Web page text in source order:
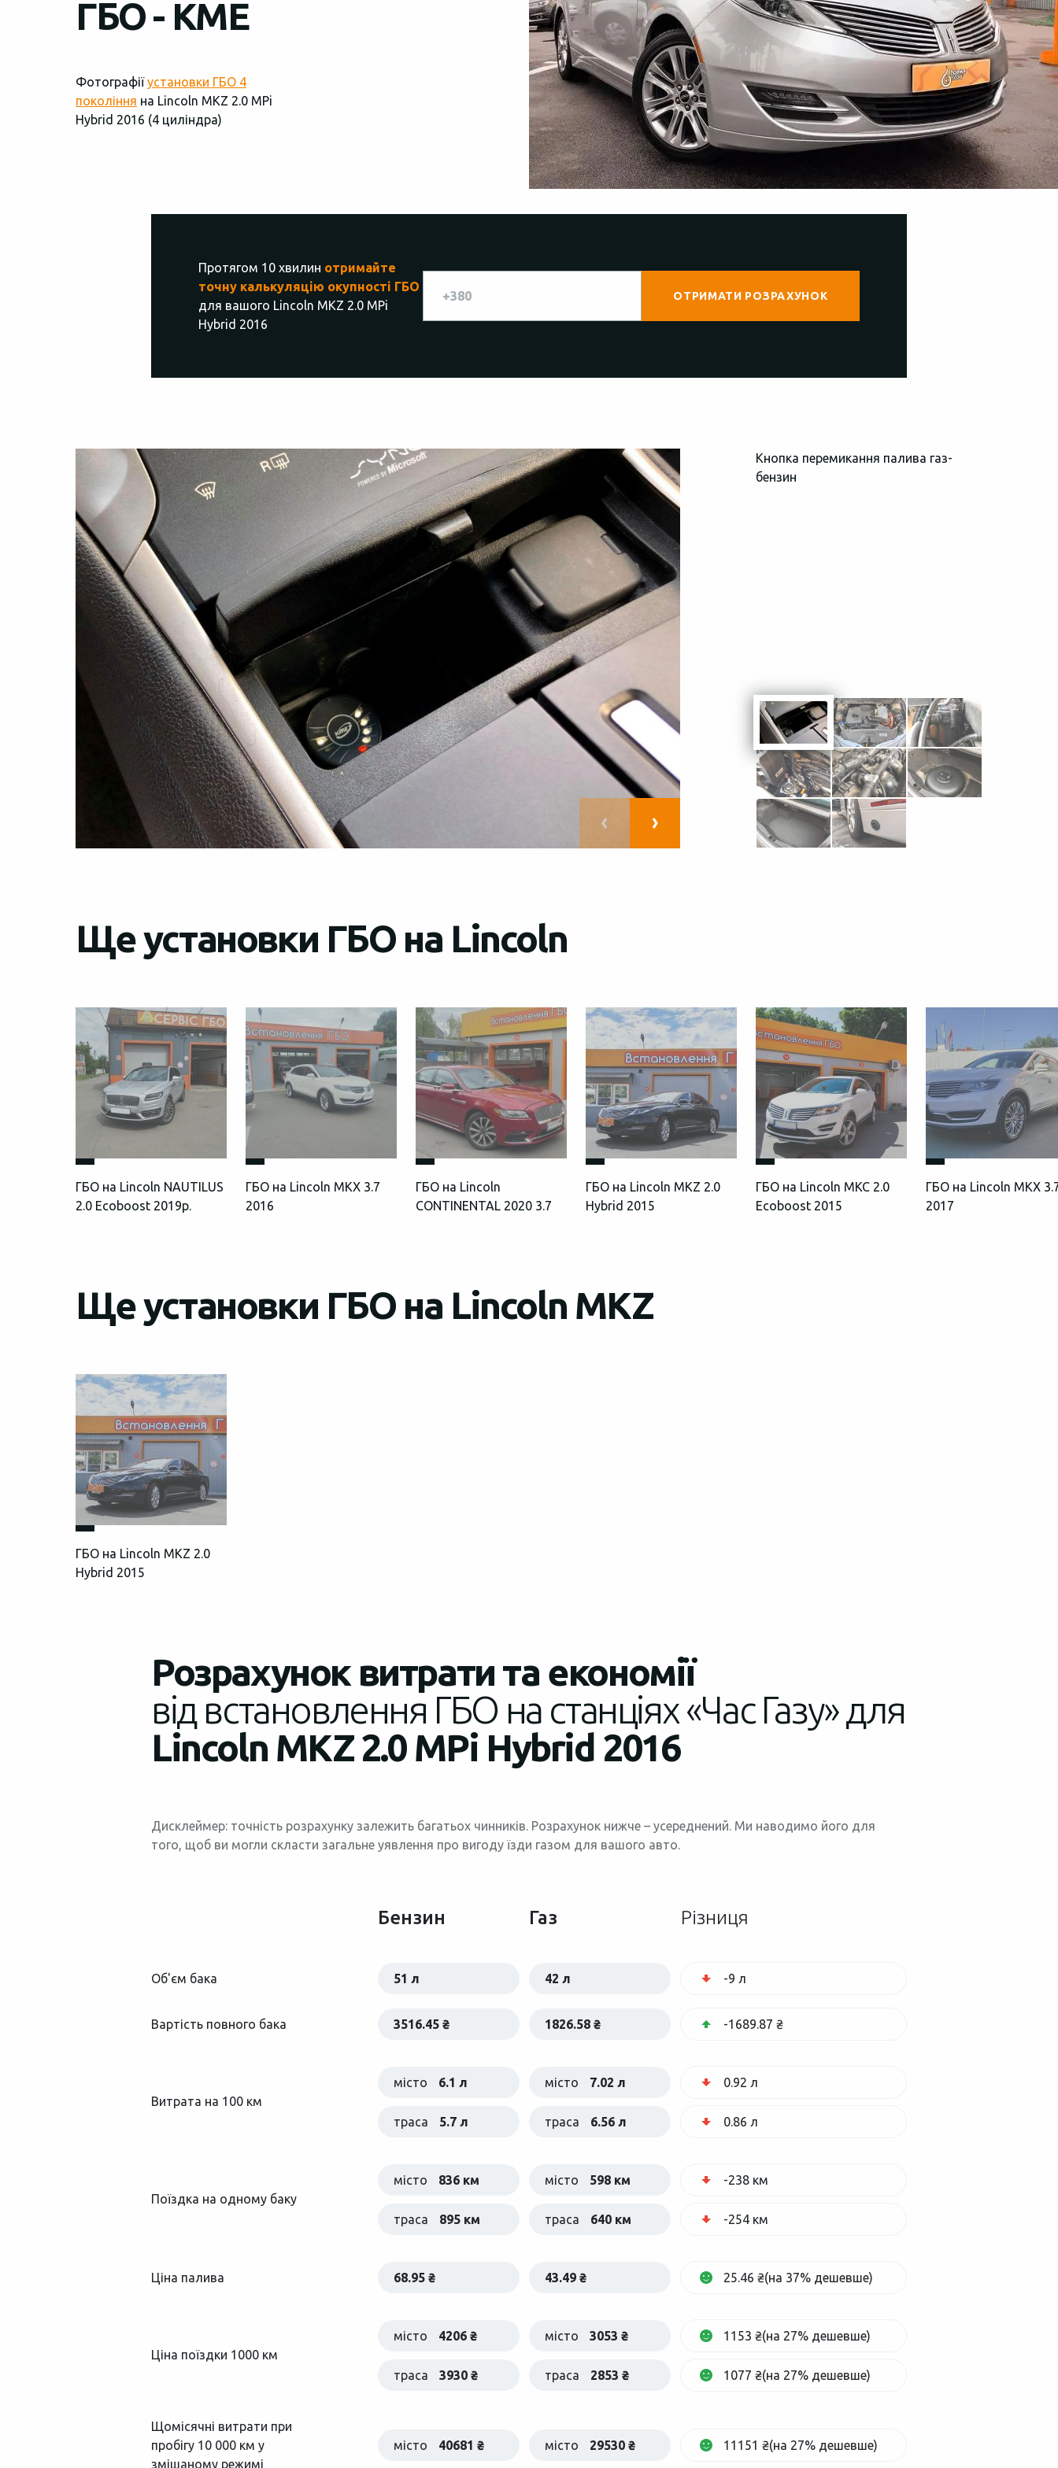
ГБО - KME
Фотографіїустановки ГБО 4
покоління на Lincoln MKZ 2.0 MPi
Hybrid 2016 (4 циліндра)
Протягом 10 хвилин отримайте
точну калькуляцію окупності ГБО
для вашого Lincoln MKZ 2.0 MPi
Hybrid 2016
Кнопка перемикання палива газ-
бензин
Ще установки ГБО на Lincoln
ГБО на Lincoln NAUTILUS
2.0 Ecoboost 2019р.
ГБО на Lincoln MKX 3.7
2016
ГБО на Lincoln
CONTINENTAL 2020 3.7
ГБО на Lincoln MKZ 2.0
Hybrid 2015
ГБО на Lincoln MKC 2.0
Ecoboost 2015
ГБО на Lincoln MKX
2017
Ще установки ГБО на Lincoln MKZ
ГБО на Lincoln MKZ 2.0
Hybrid 2015
Розрахунок витрати та економії
від встановлення ГБО на станціях «Час Газу» для
Lincoln MKZ 2.0 MPi Hybrid 2016
Дисклеймер: точність розрахунку залежить багатьох чинників. Розрахунок нижче – усереднений. Ми наводимо його для
того, щоб ви могли скласти загальне уявлення про вигоду їзди газом для вашого авто.
Бензин Газ Різниця
Об'єм бака 51 л 42 л -9 л
Вартість повного бака 3516.45 ₴ 1826.58 ₴ -1689.87 ₴
Витрата на 100 км
місто 6.1 л місто 7.02 л 0.92 л
траса 5.7 л траса 6.56 л 0.86 л
Поїздка на одному баку
місто 836 км місто 598 км -238 км
траса 895 км траса 640 км -254 км
Ціна палива 68.95 ₴ 43.49 ₴ 25.46 ₴(на 37% дешевше)
Ціна поїздки 1000 км
місто 4206 ₴ місто 3053 ₴ 1153 ₴(на 27% дешевше)
траса 3930 ₴ траса 2853 ₴ 1077 ₴(на 27% дешевше)
Щомісячні витрати при
пробігу 10 000 км у
змішаному режимі
місто 40681 ₴ місто 29530 ₴ 11151 ₴(на 27% дешевше)